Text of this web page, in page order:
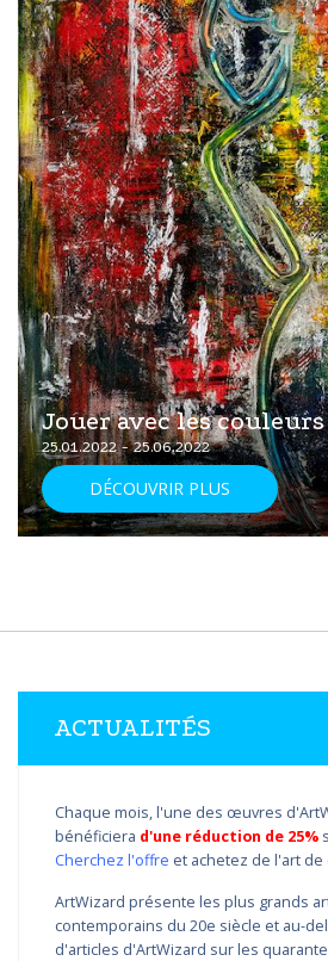
Jouer avec les couleurs
25.01.2022 - 25.06.2022
DÉCOUVRIR PLUS
ACTUALITÉS
Chaque mois, l'une des œuvres
bénéficiera d'une réduction de 25%
Cherchez l'offre et achetez de l'art de
ArtWizard présente les plus grands
contemporains du 20e siècle et au-
d'articles d'ArtWizard sur les